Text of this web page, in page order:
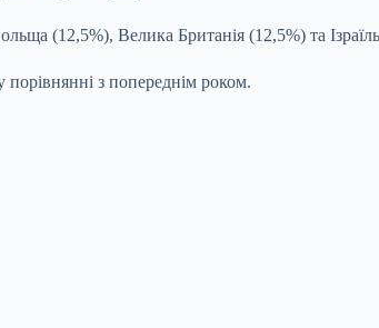
(12,5%), Велика Британія (12,5%) та
з попереднім роком.